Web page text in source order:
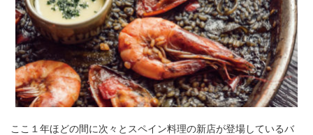
ここ１年ほどの間に次々とスペイン料理の新店が登場しているバ